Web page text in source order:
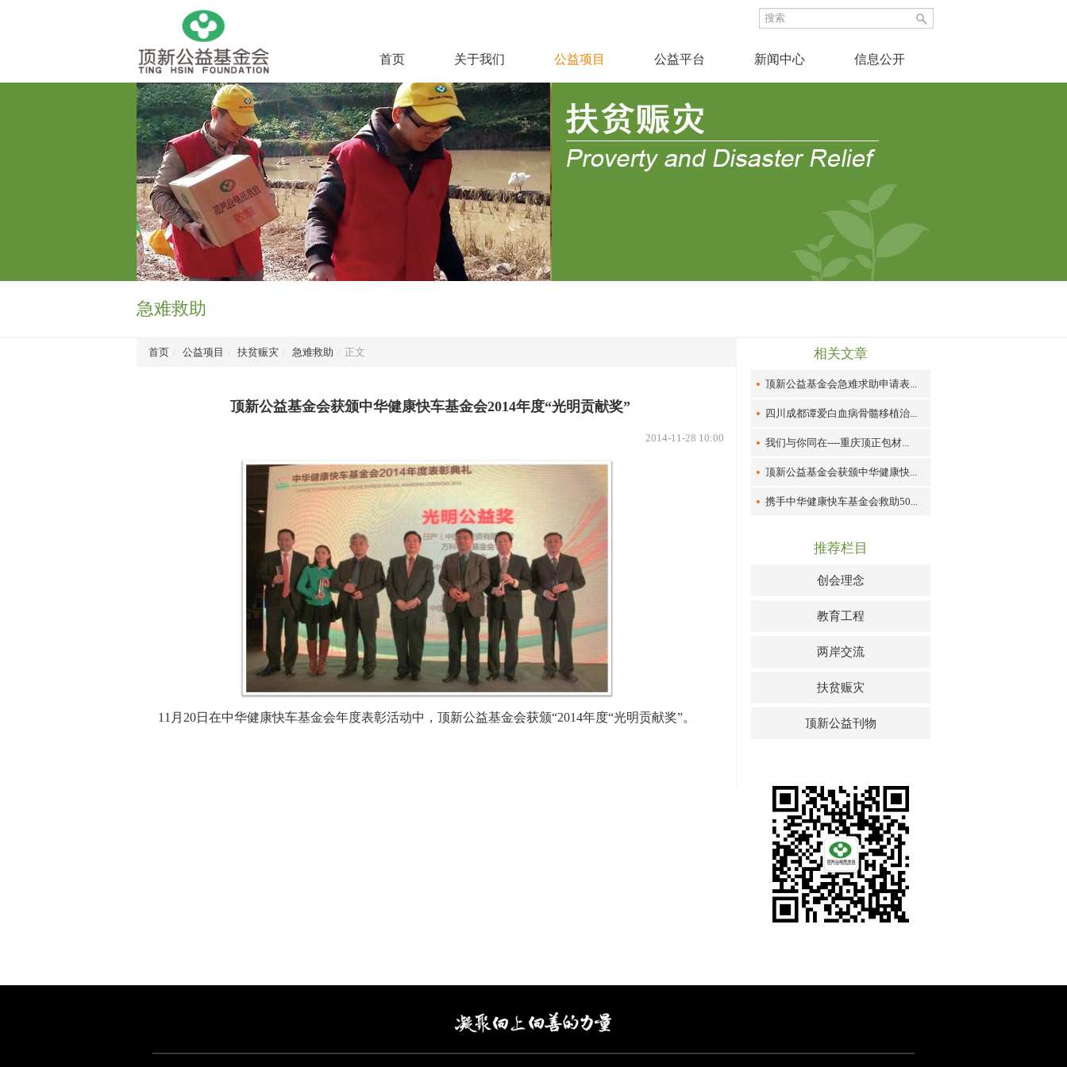
首页 关于我们 公益项目 公益平台 新闻中心 信息公开
急难救助
首页 / 公益项目 / 扶贫赈灾 / 急难救助 / 正文
顶新公益基金会获颁中华健康快车基金会2014年度“光明贡献奖”
2014-11-28 10:00
11 月 20日在中华健康快车基金会年度表彰活动中，顶新公益基金会获颁“2014年度“光明贡献奖”。
相关文章
顶新公益基金会急难求助申请表...
四川成都谭爱白血病骨髓移植治...
我们与你同在----重庆顶正包材...
顶新公益基金会获颁中华健康快...
携手中华健康快车基金会救助50...
推荐栏目
创会理念
教育工程
两岸交流
扶贫赈灾
顶新公益刊物